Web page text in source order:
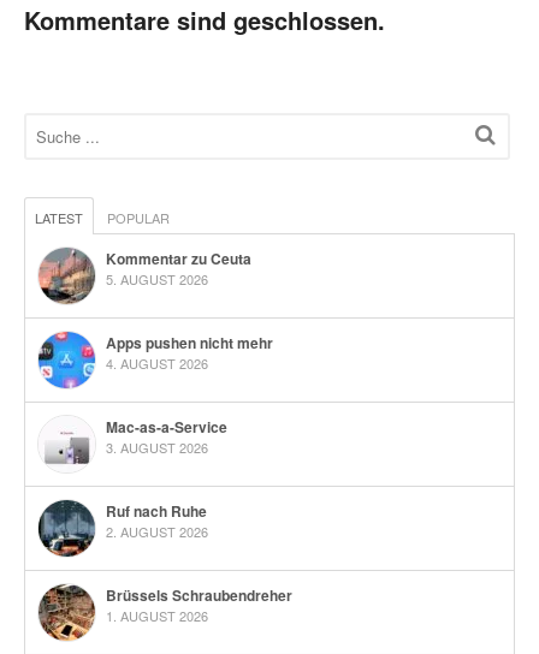
Kommentare sind geschlossen.
LATEST POPULAR
Kommentar zu Ceuta
5. AUGUST 2026
Apps pushen nicht mehr
4. AUGUST 2026
Mac-as-a-Service
3. AUGUST 2026
Ruf nach Ruhe
2. AUGUST 2026
Brüssels Schraubendreher
1. AUGUST 2026